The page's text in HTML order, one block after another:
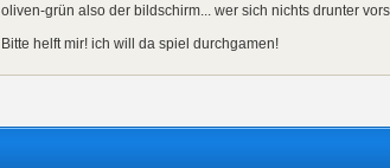
oliven-grün also der bildschirm... wer sich nichts drunter
Bitte helft mir! ich will da spiel durchgamen!